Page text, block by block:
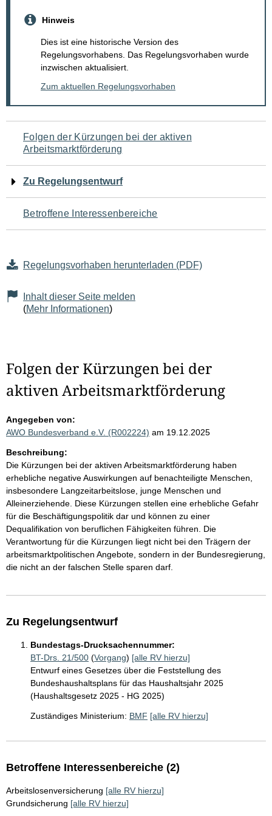
Hinweis
Dies ist eine historische Version des
Regelungsvorhabens. Das Regelungsvorhaben wurde
inzwischen aktualisiert.
Zum aktuellen Regelungsvorhaben
Navigation
für
den
Seiteninhalt
Folgen der Kürzungen bei der aktiven
Arbeitsmarktförderung
Zu Regelungsentwurf
Betroffene Interessenbereiche
Regelungsvorhaben herunterladen (PDF)
Inhalt dieser Seite melden
(Mehr Informationen)
Folgen der Kürzungen bei der
aktiven Arbeitsmarktförderung
Angegeben von:
AWO Bundesverband e.V. (R002224) am 19.12.2025
Beschreibung:
Die Kürzungen bei der aktiven Arbeitsmarktförderung haben
erhebliche negative Auswirkungen auf benachteiligte Menschen,
insbesondere Langzeitarbeitslose, junge Menschen und
Alleinerziehende. Diese Kürzungen stellen eine erhebliche Gefahr
für die Beschäftigungspolitik dar und können zu einer
Dequalifikation von beruflichen Fähigkeiten führen. Die
Verantwortung für die Kürzungen liegt nicht bei den Trägern der
arbeitsmarktpolitischen Angebote, sondern in der Bundesregierung,
die nicht an der falschen Stelle sparen darf.
Zu Regelungsentwurf
Bundestags-Drucksachennummer:
BT-Drs. 21/500 (Vorgang) [alle RV hierzu]
Entwurf eines Gesetzes über die Feststellung des
Bundeshaushaltsplans für das Haushaltsjahr 2025
(Haushaltsgesetz 2025 - HG 2025)
Zuständiges Ministerium: BMF [alle RV hierzu]
Betroffene Interessenbereiche (2)
Arbeitslosenversicherung [alle RV hierzu]
Grundsicherung [alle RV hierzu]